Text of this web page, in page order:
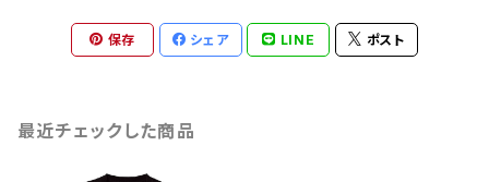
保存 シェア LINE ポスト
最近チェックした商品